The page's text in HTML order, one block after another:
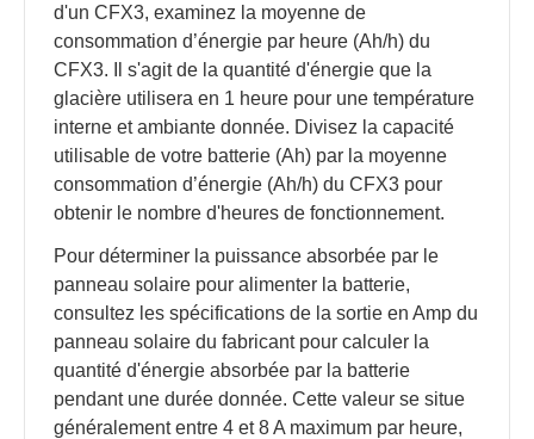
d'un CFX3, examinez la moyenne de
consommation d’énergie par heure (Ah/h) du
CFX3. Il s'agit de la quantité d'énergie que la
glacière utilisera en 1 heure pour une température
interne et ambiante donnée. Divisez la capacité
utilisable de votre batterie (Ah) par la moyenne
consommation d’énergie (Ah/h) du CFX3 pour
obtenir le nombre d'heures de fonctionnement.
Pour déterminer la puissance absorbée par le
panneau solaire pour alimenter la batterie,
consultez les spécifications de la sortie en Amp du
panneau solaire du fabricant pour calculer la
quantité d'énergie absorbée par la batterie
pendant une durée donnée. Cette valeur se situe
généralement entre 4 et 8 A maximum par heure,